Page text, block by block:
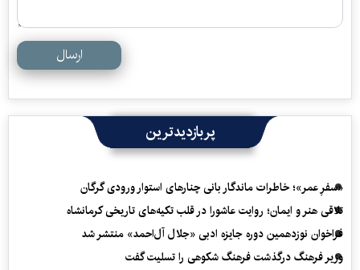
ارسال
پربازدیدترین
«سفرِ عمر»؛ خاطرات ماندگار بانی چنارهای استوار ورودی گرگان
تلاقی هنر و ایمان؛ روایت عاشورا در قلب تکیه‌های تاریخی کرمانشاه
فراخوان نوزدهمین دوره جایزه ادبی «جلال آل‌احمد» منتشر شد
وزیر فرهنگ درگذشت فرهنگ شکوهی را تسلیت گفت